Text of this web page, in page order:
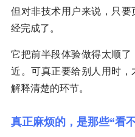
但对非技术用户来说，只
经完成了。
它把前半段体验做得太顺
近。可真正要给别人用时
解释清楚的环节。
真正麻烦的，是那些“看